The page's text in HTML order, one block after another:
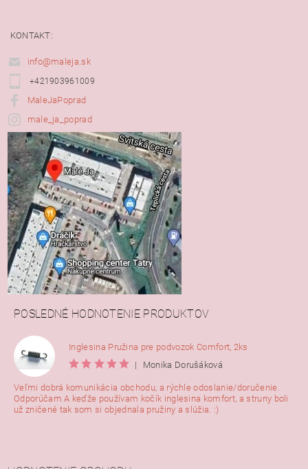
KONTAKT:
info@maleja.sk
+421903961009
MaleJaPoprad
male_ja_poprad
POSLEDNÉ HODNOTENIE PRODUKTOV
Inglesina Pružina pre podvozok Comfort, 2ks
|
Monika Dorušáková
Veľmi dobrá komunikácia obchodu, a rýchle odoslanie/doručenie.
Odporúčam A keďže používam kočík inglesina komfort, a struny boli
už zničené tak som si objednala pružiny a slúžia. :)